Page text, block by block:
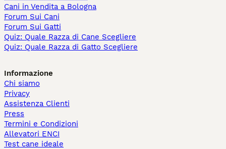
Cani in Vendita a Bologna
Forum Sui Cani
Forum Sui Gatti
Quiz: Quale Razza di Cane Scegliere
Quiz: Quale Razza di Gatto Scegliere
Informazione
Chi siamo
Privacy
Assistenza Clienti
Press
Termini e Condizioni
Allevatori ENCI
Test cane ideale